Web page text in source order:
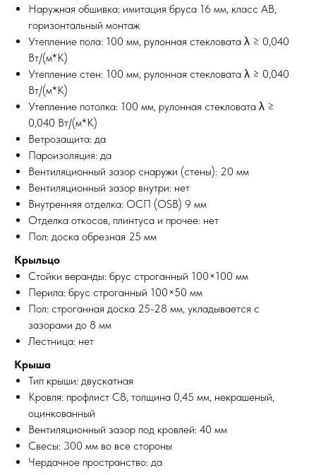
Наружная обшивка: имитация бруса 16 мм, класс АВ,
горизонтальный монтаж
Утепление пола: 100 мм, рулонная стекловата λ ≥ 0,040
Вт/(м*К)
Утепление стен: 100 мм, рулонная стекловата λ ≥ 0,040
Вт/(м*К)
Утепление потолка: 100 мм, рулонная стекловата λ ≥
0,040 Вт/(м*К)
Ветрозащита: да
Пароизоляция: да
Вентиляционный зазор снаружи (стены): 20 мм
Вентиляционный зазор внутри: нет
Внутренняя отделка: ОСП (OSB) 9 мм
Отделка откосов, плинтуса и прочее: нет
Пол: доска обрезная 25 мм
Крыльцо
Стойки веранды: брус строганный 100×100 мм
Перила: брус строганный 100×50 мм
Пол: строганная доска 25-28 мм, укладывается с
зазорами до 8 мм
Лестница: нет
Крыша
Тип крыши: двускатная
Кровля: профлист С8, толщина 0,45 мм, некрашеный,
оцинкованный
Вентиляционный зазор под кровлей: 40 мм
Свесы: 300 мм во все стороны
Чердачное пространство: да